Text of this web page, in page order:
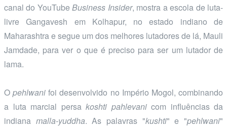
canal do YouTubeBusiness Insider, mostra a escola de luta-
livre Gangavesh em Kolhapur, no estado indiano de
Maharashtra e segue um dos melhores lutadores de lá, Mauli
Jamdade, para ver o que é preciso para ser um lutador de
lama.
Opehlwani foi desenvolvido no Império Mogol, combinando
a luta marcial persa koshti pahlevanicom influências da
indiana malla-yuddha. As palavras "kushti" e "pehlwani"